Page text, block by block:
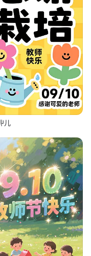
儿